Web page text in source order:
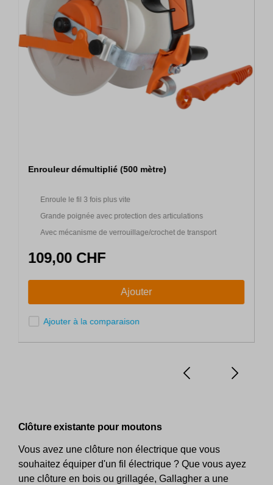
Enrouleur démultiplié (500 mètre)
Enroule le fil 3 fois plus vite
Grande poignée avec protection des articulations
Avec mécanisme de verrouillage/crochet de transport
109,00 CHF
Ajouter
Ajouter à la comparaison
Clôture existante pour moutons
Vous avez une clôture non électrique que vous
souhaitez équiper d'un fil électrique ? Que vous ayez
une clôture en bois ou grillagée, Gallagher a une